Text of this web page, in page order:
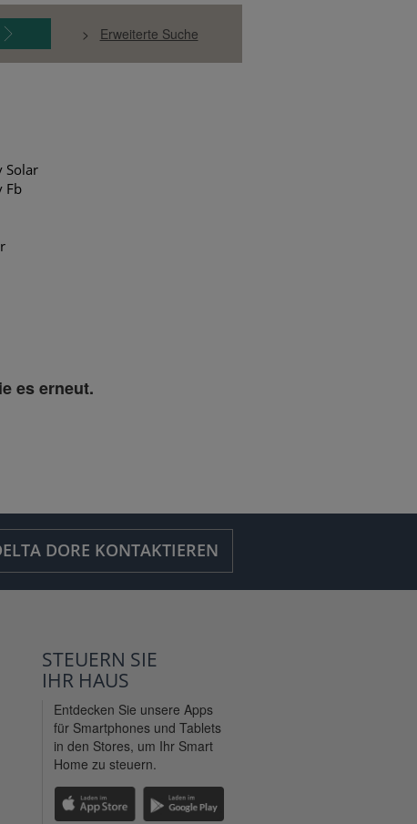
> Erweiterte Suche
Solar
Fb
es erneut.
DORE KONTAKTIEREN
STEUERN SIE
IHR HAUS
Entdecken Sie unsere Apps
für Smartphones und Tablets
in den Stores, um Ihr Smart
Home zu steuern.